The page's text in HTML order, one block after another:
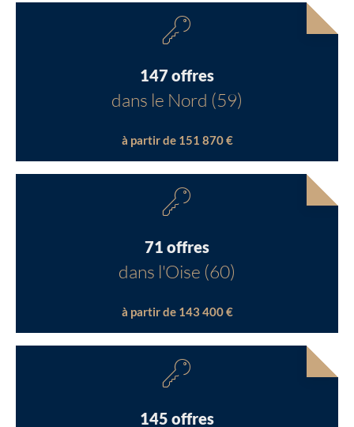
147 offres
dans le Nord (59)
à partir de 151 870 €
71 offres
dans l'Oise (60)
à partir de 143 400 €
145 offres